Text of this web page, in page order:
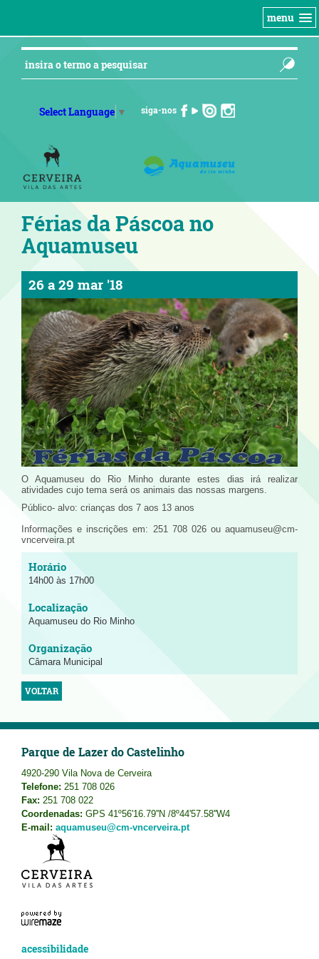
menu
Select Language ▼ siga-nos
Férias da Páscoa no
Aquamuseu
26a29 mar '18
O Aquamuseu do Rio Minho durante estes dias irá realizar
atividades cujo tema será os animais das nossas margens.
Público- alvo: crianças dos 7 aos 13 anos
Informações e inscrições em: 251 708 026 ou aquamuseu@cm-
vncerveira.pt
14h00 às 17h00
Aquamuseu do Rio Minho
Câmara Municipal
VOLTAR
Parque de Lazer do Castelinho
4920-290 Vila Nova de Cerveira
Telefone: 251 708 026
Fax: 251 708 022
Coordenadas: GPS 41º56'16.79''N /8º44'57.58''W4
E-mail: aquamuseu@cm-vncerveira.pt
acessibilidade